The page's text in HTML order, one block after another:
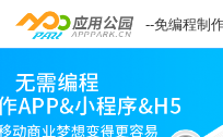
--免编程制